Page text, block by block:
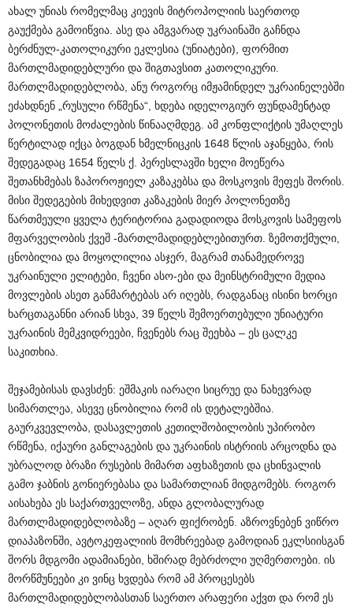
ახალ უნიას რომელმაც კიევის მიტროპოლიის საერთოდ
გაუქმება გამოიწვია. ასე და ამგვარად უკრაინაში გაჩნდა
ბერძნულ-კათოლიკური ეკლესია (უნიატები), ფორმით
მართლმადიდებლური და შიგთავსით კათოლიკური.
მართლმადიდებლობა, ანუ როგორც იმჟამინდელ უკრაინელებში
ეძახდნენ „რუსული რწმენა“, ხდება იდელოგიურ ფუნდამენტად
პოლონეთის მოძალების წინააღმდეგ. ამ კონფლიქტის უმაღლეს
წერტილად იქცა ბოგდან ხმელნიცკის 1648 წლის აჯანყება, რის
შედეგადაც 1654 წელს ქ. პერესლავში ხელი მოეწერა
შეთანხმებას ზაპოროჟიელ კაზაკებსა და მოსკოვის მეფეს შორის.
მისი შედეგების მიხედვით კაზაკების მიერ პოლონეთზე
წართმეული ყველა ტერიტორია გადადიოდა მოსკოვის სამეფოს
მფარველობის ქვეშ -მართლმადიდებლებითურთ. ზემოთქმული,
ცნობილია და მოყოლილია ასჯერ, მაგრამ თანამედროვე
უკრაინული ელიტები, ჩვენი ასო-ები და მეინსტრიმული მედია
მოვლების ასეთ განმარტებას არ იღებს, რადგანაც ისინი ხორცი
ხარცთაგანნი არიან სხვა, 39 წელს შემოერთებული უნიატური
უკრაინის მემკვიდრეები, ჩვენებს რაც შეეხბა – ეს ცალკე
საკითხია.
შეჯამებისას დავსძენ: ეშმაკის იარაღი სიცრუე და ნახევრად
სიმართლეა, ასევე ცნობილია რომ ის დეტალებშია.
გაურკვევლობა, დასავლეთის კეთილშობილობის უპირობო
რწმენა, იქაური განლაგების და უკრაინის ისტრიის არცოდნა და
უბრალოდ ბრაზი რუსების მიმართ აფხაზეთის და ცხინვალის
გამო ჯაბნის გონიერებასა და სამართლიან მიდგომებს. როგორ
აისახება ეს საქართველოზე, ანდა გლობალურად
მართლმადიდებლობაზე – აღარ ფიქრობენ. აზროვნებენ ვიწრო
დიაპაზონში, ავტოკეფალიის მომხრეებად გამოდიან ეკლსიისგან
შორს მდგომი ადამიანები, ხშირად მებრძოლი უღმერთოები. ის
მორწმუნეები კი ვინც ხვდება რომ ამ პროცესებს
მართლმადიდებლობასთან საერთო არაფერი აქვთ და რომ ეს